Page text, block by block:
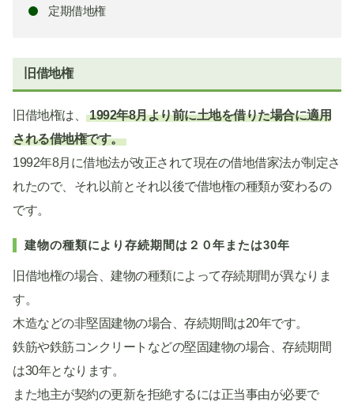
定期借地権
旧借地権
旧借地権は、
1992年8月より前に土地を借りた場合に適用
される借地権です。
1992年8月に借地法が改正されて現在の借地借家法が制定さ
れたので、それ以前とそれ以後で借地権の種類が変わるの
です。
建物の種類により存続期間は２０年または30年
旧借地権の場合、建物の種類によって存続期間が異なりま
す。
木造などの非堅固建物の場合、存続期間は20年です。
鉄筋や鉄筋コンクリートなどの堅固建物の場合、存続期間
は30年となります。
また地主が契約の更新を拒絶するには正当事由が必要で